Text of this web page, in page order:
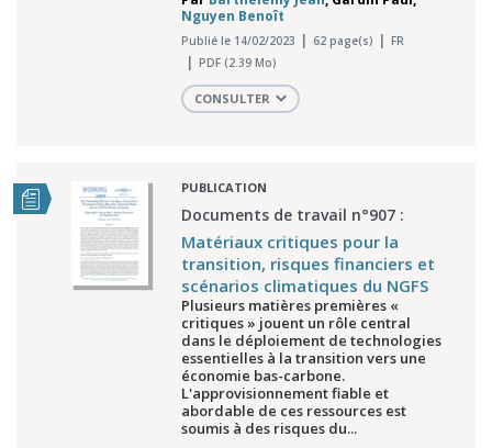
Nguyen Benoît
Publié le 14/02/2023 62 page(s)
FR
PDF (2.39 Mo)
CONSULTER
PUBLICATION
Documents de travail n°907 :
Matériaux critiques pour la
transition, risques financiers et
scénarios climatiques du NGFS
Plusieurs matières premières «
critiques » jouent un rôle central
dans le déploiement de technologies
essentielles à la transition vers une
économie bas-carbone.
L'approvisionnement fiable et
abordable de ces ressources est
soumis à des risques du...